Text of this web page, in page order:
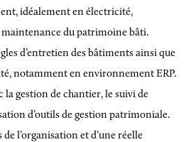
idéalement en électricité,
du patrimoine bâti.
d’entretien des bâtiments ainsi que
notamment en environnement ERP.
la gestion de chantier, le suivi de
d’outils de gestion patrimoniale.
de l’organisation et d’une réelle